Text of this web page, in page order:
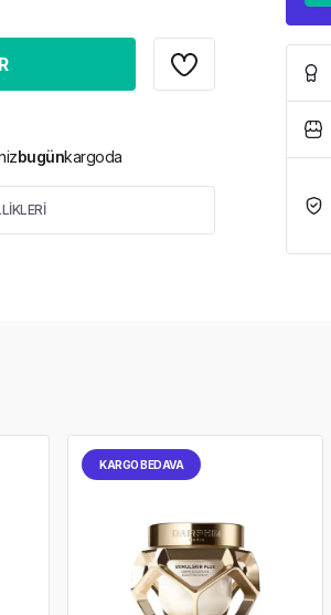
bugünkargoda
KARGO BEDAVA